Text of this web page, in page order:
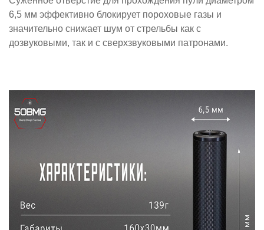
6,5 мм эффективно блокирует пороховые газы и
значительно снижает шум от стрельбы как с
дозвуковыми, так и с сверхзвуковыми патронами.